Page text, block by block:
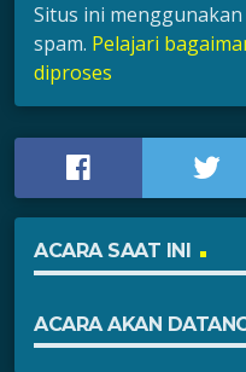
Situs ini
spam. Pelajari
diproses
ACARA SAAT INI
ACARA AKAN